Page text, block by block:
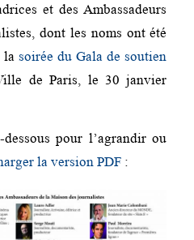
et des Ambassadeurs
dont les noms ont été
lasoirée du Gala de soutien
de Paris, le 30 janvier
pour l’agrandir ou
la version PDF: